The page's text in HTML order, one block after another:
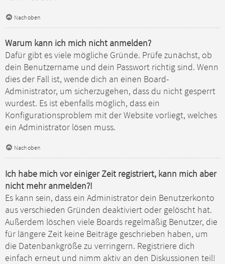
Nach oben
Warum kann ich mich nicht anmelden?
Dafür gibt es viele mögliche Gründe. Prüfe zunächst, ob
dein Benutzername und dein Passwort richtig sind. Wenn
dies der Fall ist, wende dich an einen Board-
Administrator, um sicherzugehen, dass du nicht gesperrt
wurdest. Es ist ebenfalls möglich, dass ein
Konfigurationsproblem mit der Website vorliegt, welches
ein Administrator lösen muss.
Nach oben
Ich habe mich vor einiger Zeit registriert, kann mich aber
nicht mehr anmelden?!
Es kann sein, dass ein Administrator dein Benutzerkonto
aus verschieden Gründen deaktiviert oder gelöscht hat.
Außerdem löschen viele Boards regelmäßig Benutzer, die
für längere Zeit keine Beiträge geschrieben haben, um
die Datenbankgröße zu verringern. Registriere dich
einfach erneut und nimm aktiv an den Diskussionen teil!